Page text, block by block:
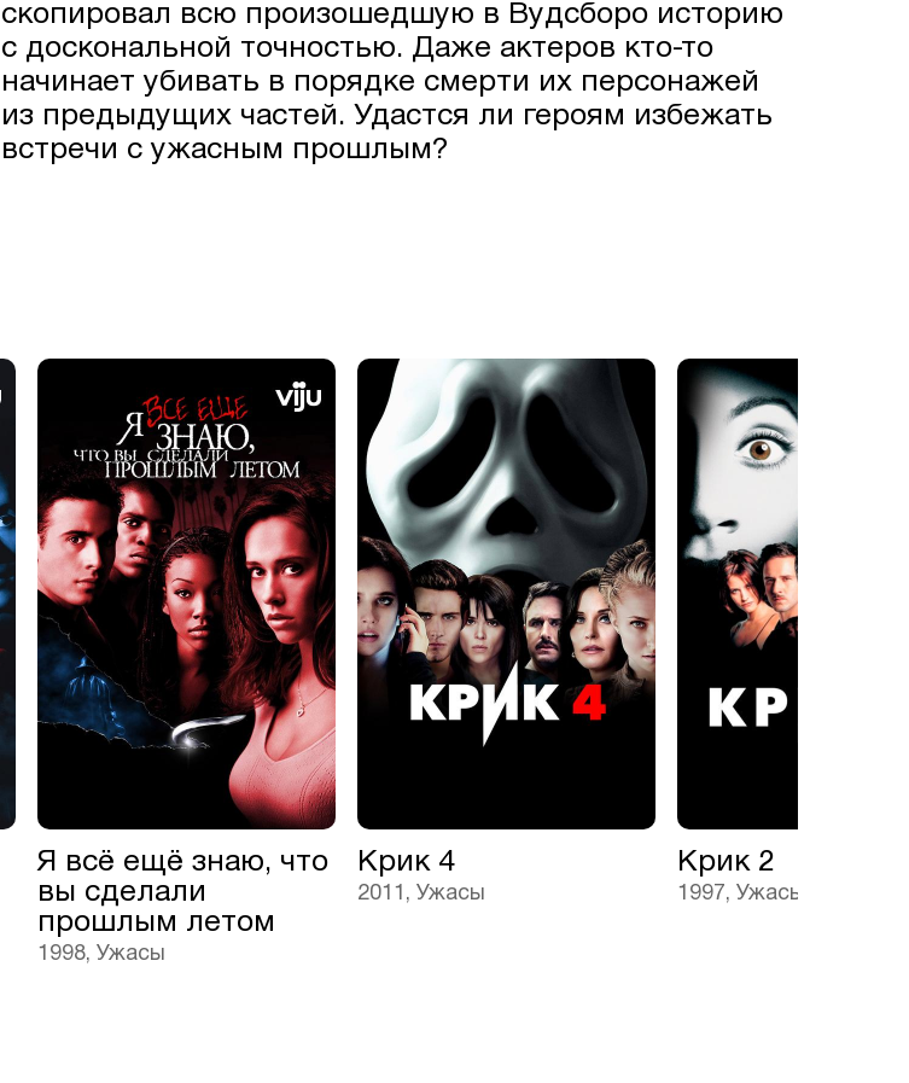
скопировал всю произошедшую в Вудсборо историю
с доскональной точностью. Даже актеров кто-то
начинает убивать в порядке смерти их персонажей
из предыдущих частей. Удастся ли героям избежать
встречи с ужасным прошлым?
Я всё ещё знаю, что
вы сделали
прошлым летом
1998, Ужасы
Крик 4
2011, Ужасы
Крик 2
1997, Ужасы